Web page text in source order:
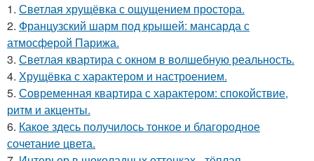
1. Светлая хрущёвка с ощущением простора.
2. Французский шарм под крышей: мансарда с
атмосферой Парижа.
3. Светлая квартира с окном в волшебную реальность.
4. Хрущёвка с характером и настроением.
5. Современная квартира с характером: спокойствие,
ритм и акценты.
6. Какое здесь получилось тонкое и благородное
сочетание цвета.